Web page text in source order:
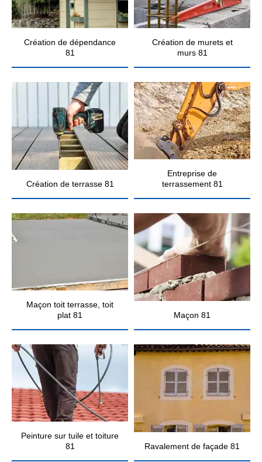
Création de dépendance
81
Création de murets et
murs 81
Création de terrasse 81
Entreprise de
terrassement 81
Maçon toit terrasse, toit
plat 81
Maçon 81
Peinture sur tuile et toiture
81
Ravalement de façade 81